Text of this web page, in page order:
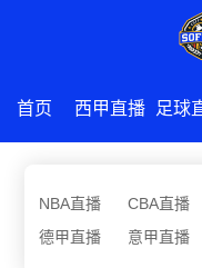
首页 西甲直播 足球
NBA直播 CBA直播
德甲直播
意甲直播